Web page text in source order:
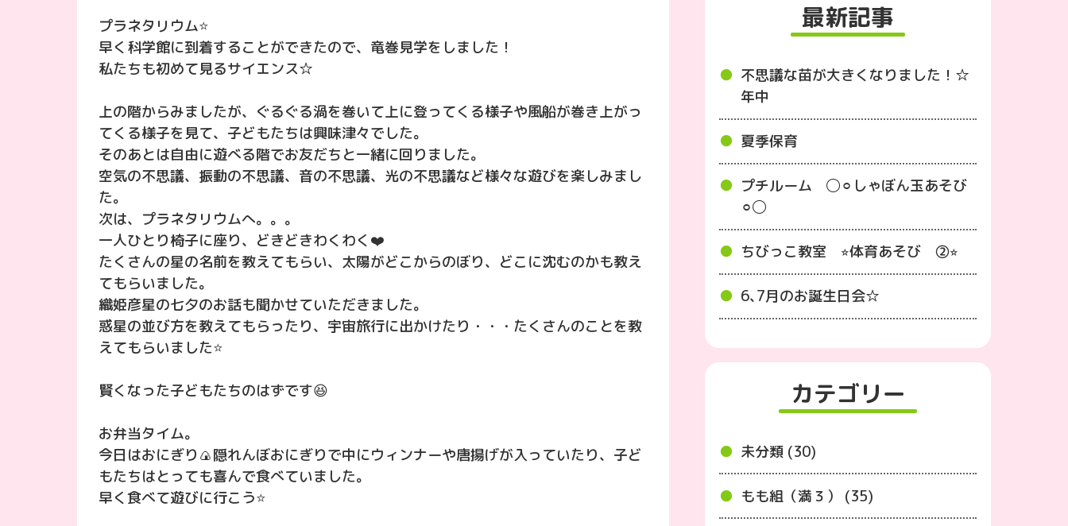
プラネタリウム⭐️
早く科学館に到着することができたので、竜巻見学をしました！
私たちも初めて見るサイエンス☆
上の階からみましたが、ぐるぐる渦を巻いて上に登ってくる様子や風船が巻き上がっ
てくる様子を見て、子どもたちは興味津々でした。
そのあとは自由に遊べる階でお友だちと一緒に回りました。
空気の不思議、振動の不思議、音の不思議、光の不思議など様々な遊びを楽しみまし
た。
次は、プラネタリウムへ。。。
一人ひとり椅子に座り、どきどきわくわく❤️
たくさんの星の名前を教えてもらい、太陽がどこからのぼり、どこに沈むのかも教え
てもらいました。
織姫彦星の七夕のお話も聞かせていただきました。
惑星の並び方を教えてもらったり、宇宙旅行に出かけたり・・・たくさんのことを教
えてもらいました⭐️
賢くなった子どもたちのはずです😆
お弁当タイム。
今日はおにぎり🍙隠れんぼおにぎりで中にウィンナーや唐揚げが入っていたり、子ど
もたちはとっても喜んで食べていました。
早く食べて遊びに行こう⭐️
最新記事
不思議な苗が大きくなりました！☆
年中
夏季保育
プチルーム ◯⚪︎しゃぼん玉あそび
⚪︎◯
ちびっこ教室 ⭐︎体育あそび ②⭐︎
6､7月のお誕生日会☆
カテゴリー
未分類 (30)
もも組（満３） (35)